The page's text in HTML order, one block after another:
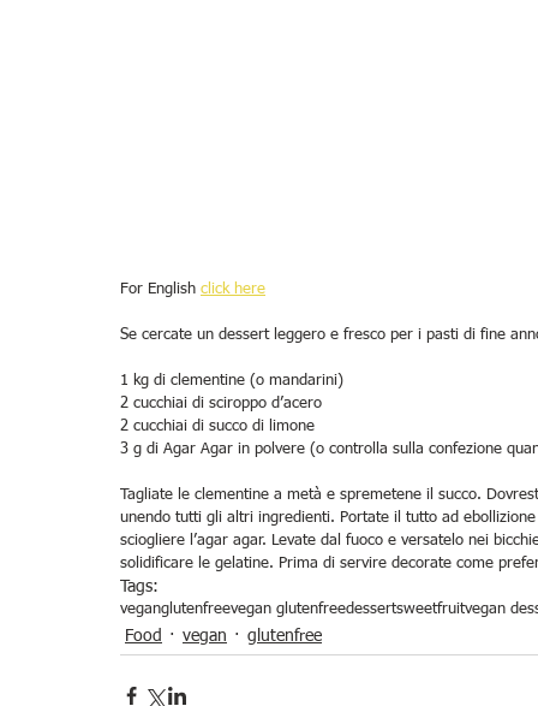
For English click here
Se cercate un dessert leggero e fresco per i pasti di fine
1 kg di clementine (o mandarini)
2 cucchiai di sciroppo d’acero
2 cucchiai di succo di limone
3 g di Agar Agar in polvere (o controlla sulla confezione
Tagliate le clementine a metà e spremetene il succo.
unendo tutti gli altri ingredienti. Portate il tutto ad
sciogliere l’agar agar. Levate dal fuoco e versatelo nei
solidificare le gelatine. Prima di servire decorate come
Tags:
veganglutenfreevegan glutenfreedessertsweetfruitvegan
Food vegan glutenfree